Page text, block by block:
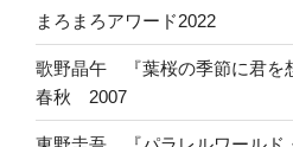
まろまろアワード2022
歌野晶午 『葉桜の季節に君
春秋 2007